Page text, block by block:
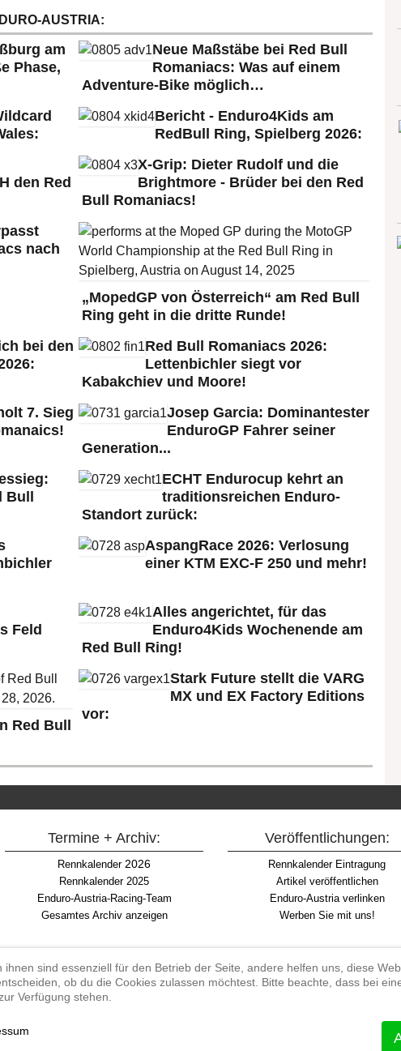
AUSTRIA:
am
Phase,
Neue Maßstäbe bei Red Bull
Romaniacs: Was auf einem
Adventure-Bike möglich…
Bericht - Enduro4Kids am
RedBull Ring, Spielberg 2026:
den Red
X-Grip: Dieter Rudolf und die
Brightmore - Brüder bei den Red
Bull Romaniacs!
nach
„MopedGP von Österreich“ am Red Bull
Ring geht in die dritte Runde!
bei den
Red Bull Romaniacs 2026:
Lettenbichler siegt vor
Kabakchiev und Moore!
7. Sieg
Josep Garcia: Dominantester
EnduroGP Fahrer seiner
Generation...
Bull
ECHT Endurocup kehrt an
traditionsreichen Enduro-
Standort zurück:
AspangRace 2026: Verlosung
einer KTM EXC-F 250 und mehr!
Feld
Alles angerichtet, für das
Enduro4Kids Wochenende am
Red Bull Ring!
Red Bull
Stark Future stellt die VARG
MX und EX Factory Editions
vor:
Termine + Archiv:
Rennkalender2026
Rennkalender 2025
Enduro-Austria-Racing-Team
Gesamtes Archiv anzeigen
Veröffentlichungen:
Rennkalender Eintragung
Artikel veröffentlichen
Enduro-Austria verlinken
Werben Sie mit uns!
Begriff "Enduro" auf Wikipedia
#enduroaustria, #wirlebenenduro #enduroaustriaracingteam
Endurosport, Endurocross, Endurotraining, Endurotouren, Endurorennen,
ihnen sind essenziell für den Betrieb der Seite, andere helfen uns, diese
ob du die Cookies zulassen möchtest. Bitte beachte, dass bei
Verfügung stehen.